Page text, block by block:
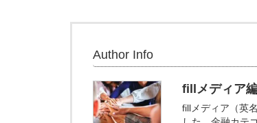
Author Info
fillメディア
fillメディア（英